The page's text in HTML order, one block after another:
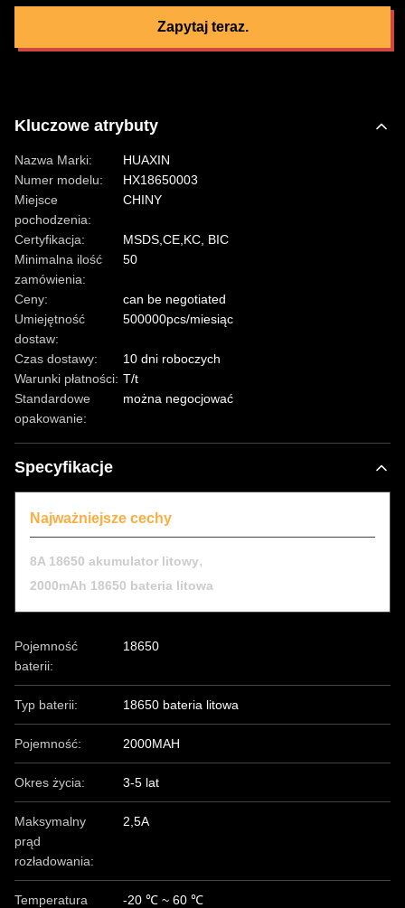
Zapytaj teraz.
Kluczowe atrybuty
Nazwa Marki:
HUAXIN
Numer modelu:
HX18650003
Miejsce
pochodzenia:
CHINY
Certyfikacja:
MSDS,CE,KC, BIC
Minimalna ilość
zamówienia:
50
Ceny:
can be negotiated
Umiejętność
dostaw:
500000pcs/miesiąc
Czas dostawy:
10 dni roboczych
Warunki płatności: T/t
Standardowe
opakowanie:
można negocjować
Specyfikacje
Najważniejsze cechy
8A 18650 akumulator litowy,
2000mAh 18650 bateria litowa
Pojemność
baterii:
18650
Typ baterii: 18650 bateria litowa
Pojemność: 2000MAH
Okres życia: 3-5 lat
Maksymalny
prąd
rozładowania:
2,5A
Temperatura
-20 ℃ ~ 60 ℃